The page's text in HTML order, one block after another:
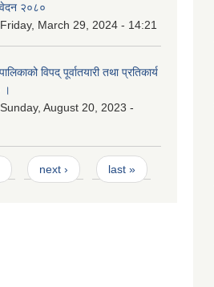
२०८०
Friday, March 29, 2024 - 14:21
विपद् पूर्वातयारी तथा प्रतिकार्य
।
Sunday, August 20, 2023 -
next › last »